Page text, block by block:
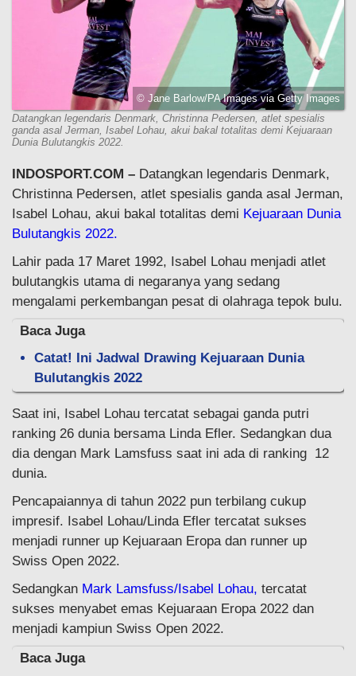
© Jane Barlow/PA Images via Getty Images
Datangkan legendaris Denmark, Christinna Pedersen, atlet spesialis
ganda asal Jerman, Isabel Lohau, akui bakal totalitas demi Kejuaraan
Dunia Bulutangkis 2022.
INDOSPORT.COM – Datangkan legendaris Denmark,
Christinna Pedersen, atlet spesialis ganda asal Jerman,
Isabel Lohau, akui bakal totalitas demi Kejuaraan Dunia
Bulutangkis 2022.
Lahir pada 17 Maret 1992, Isabel Lohau menjadi atlet
bulutangkis utama di negaranya yang sedang
mengalami perkembangan pesat di olahraga tepok bulu.
Baca Juga
Catat! Ini Jadwal Drawing Kejuaraan Dunia
Bulutangkis 2022
Saat ini, Isabel Lohau tercatat sebagai ganda putri
ranking 26 dunia bersama Linda Efler. Sedangkan dua
dia dengan Mark Lamsfuss saat ini ada di ranking 12
dunia.
Pencapaiannya di tahun 2022 pun terbilang cukup
impresif. Isabel Lohau/Linda Efler tercatat sukses
menjadi runner up Kejuaraan Eropa dan runner up
Swiss Open 2022.
Sedangkan Mark Lamsfuss/Isabel Lohau, tercatat
sukses menyabet emas Kejuaraan Eropa 2022 dan
menjadi kampiun Swiss Open 2022.
Baca Juga